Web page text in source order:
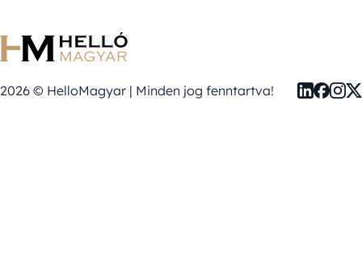
2026 © HelloMagyar | Minden jog fenntartva!